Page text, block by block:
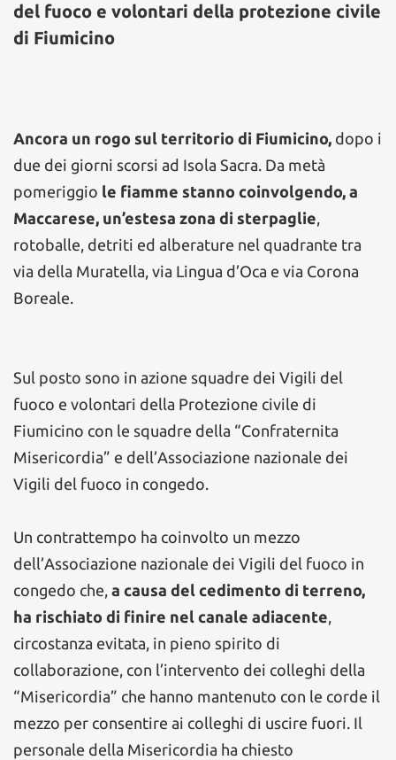
del fuoco e volontari della protezione civile
di Fiumicino
Ancora un rogo sul territorio di Fiumicino, dopo i
due dei giorni scorsi ad Isola Sacra. Da metà
pomeriggio le fiamme stanno coinvolgendo, a
Maccarese, un’estesa zona di sterpaglie,
rotoballe, detriti ed alberature nel quadrante tra
via della Muratella, via Lingua d’Oca e via Corona
Boreale.
Sul posto sono in azione squadre dei Vigili del
fuoco e volontari della Protezione civile di
Fiumicino con le squadre della “Confraternita
Misericordia” e dell’Associazione nazionale dei
Vigili del fuoco in congedo.
Un contrattempo ha coinvolto un mezzo
dell’Associazione nazionale dei Vigili del fuoco in
congedo che, a causa del cedimento di terreno,
ha rischiato di finire nel canale adiacente,
circostanza evitata, in pieno spirito di
collaborazione, con l’intervento dei colleghi della
“Misericordia” che hanno mantenuto con le corde il
mezzo per consentire ai colleghi di uscire fuori. Il
personale della Misericordia ha chiesto